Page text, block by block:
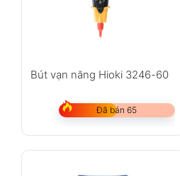
Bút vạn năng Hioki 3246-60
Đã bán 65